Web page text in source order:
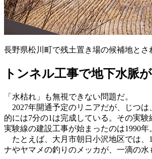
長野県松川町で残土置き場の候補地と
トンネル工事で地下水脈
「水枯れ」も無視できない問題だ。
2027年開通予定のリニアだが、じつは
的には7分の1は完成している。その実
実験線の建設工事が始まったのは1990
たとえば、大月市朝日小沢地区では、
ナやヤマメの釣りのメッカが、一滴の水